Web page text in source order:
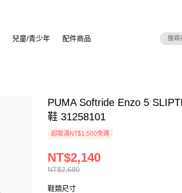
兒童/青少年 配件商品
PUMA Softride Enzo 5
鞋 31258101
超取滿NT$1,500免運
NT$2,680
NT$2,140
鞋類尺寸